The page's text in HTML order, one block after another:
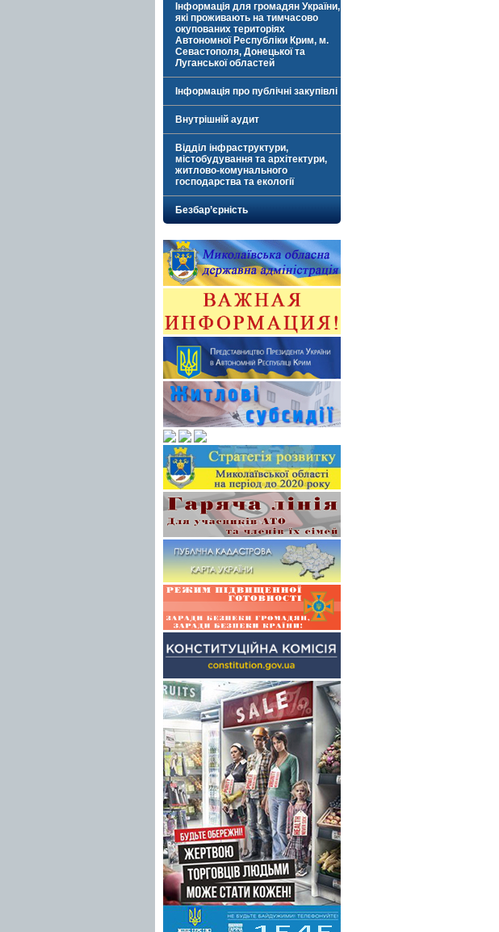
Інформація для громадян України,
які проживають на тимчасово
окупованих територіях
Автономної Республіки Крим, м.
Севастополя, Донецької та
Луганської областей
Інформація про публічні закупівлі
Внутрішній аудит
Відділ інфраструктури,
містобудування та архітектури,
житлово-комунального
господарства та екології
Безбар’єрність